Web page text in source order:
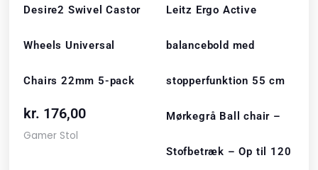
Desire2 Swivel Castor
Wheels Universal
Chairs 22mm 5-pack
kr. 176,00
Gamer Stol
Leitz Ergo Active
balancebold med
stopperfunktion 55 cm
Mørkegrå Ball chair –
Stofbetræk – Op til 120